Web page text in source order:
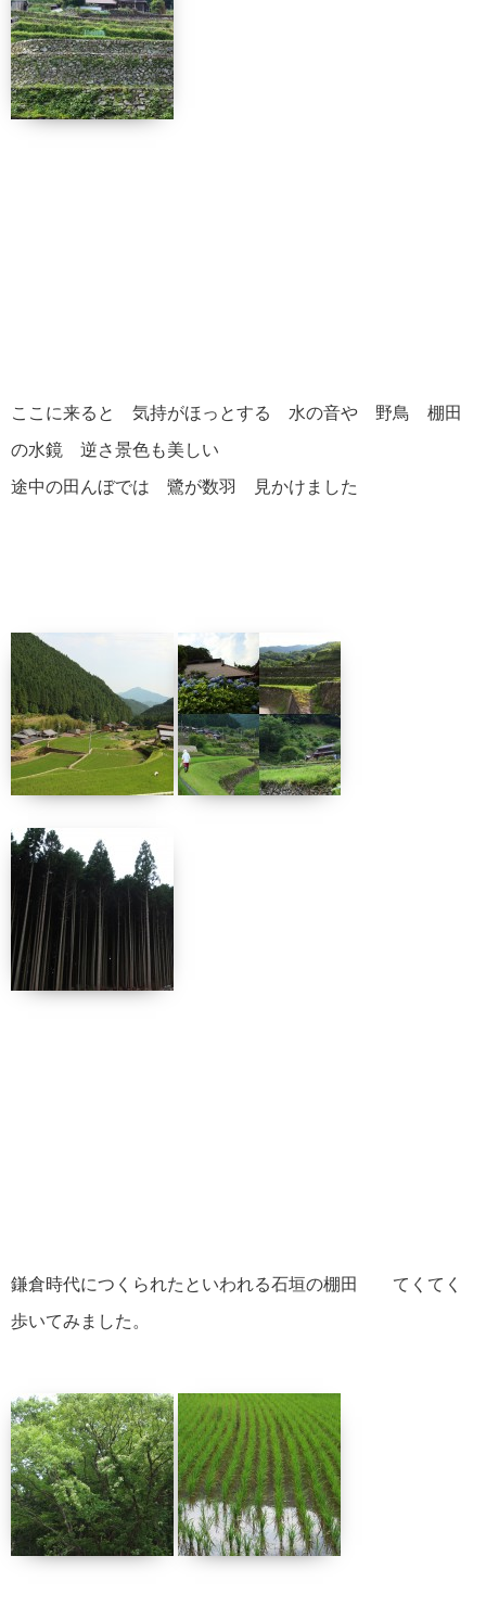
ここに来ると 気持がほっとする 水の音や 野鳥 棚田
の水鏡 逆さ景色も美しい
途中の田んぼでは 鷺が数羽 見かけました
鎌倉時代につくられたといわれる石垣の棚田 てくてく
歩いてみました。